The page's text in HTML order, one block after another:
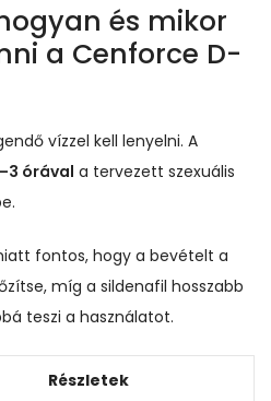
és mikor
a Cenforce D-
vízzel kell lenyelni. A
órával a tervezett szexuális
fontos, hogy a bevételt a
míg a sildenafil hosszabb
teszi a használatot.
Részletek